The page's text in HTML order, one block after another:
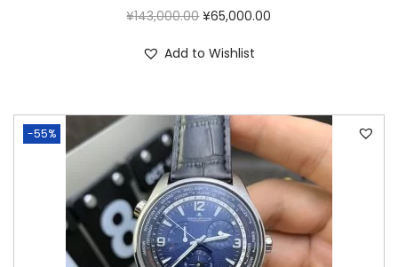
¥143,000.00 ¥65,000.00
Add to Wishlist
-55%